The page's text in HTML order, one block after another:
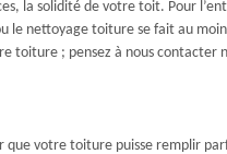
la solidité de votre toit. Pour
nettoyage toiture se fait au
toiture ; pensez à nous
que votre toiture puisse remplir